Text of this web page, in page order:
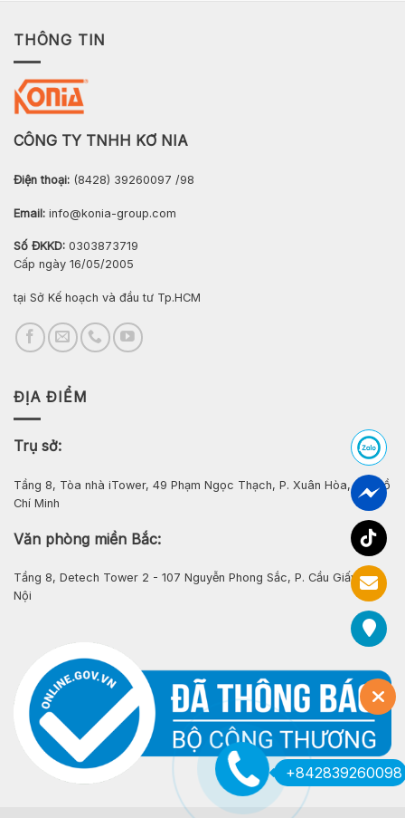
THÔNG TIN
CÔNG TY TNHH KƠ NIA
Điện thoại: (8428) 39260097 /98
Email: info@konia-group.com
Số ĐKKD: 0303873719
Cấp ngày 16/05/2005
tại Sở Kế hoạch và đầu tư Tp.HCM
ĐỊA ĐIỂM
Trụ sở:
Tầng 8, Tòa nhà iTower, 49 Phạm Ngọc Thạch, P. Xuân Hòa, Tp. Hồ
Chí Minh
Văn phòng miền Bắc:
Tầng 8, Detech Tower 2 - 107 Nguyễn Phong Sắc, P. Cầu Giấy, Hà
Nội
+842839260098